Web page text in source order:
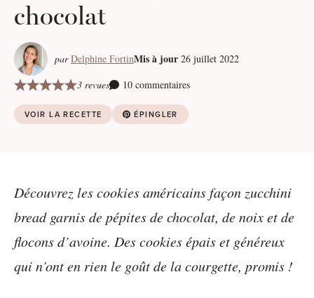
chocolat
par Delphine FortinMis à jour 26 juillet 2022
3 revues
10 commentaires
VOIR LA RECETTE ÉPINGLER
Découvrez les cookies américains façon zucchini
bread garnis de pépites de chocolat, de noix et de
flocons d’avoine. Des cookies épais et généreux
qui n’ont en rien le goût de la courgette, promis !